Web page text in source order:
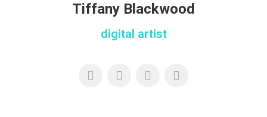
Tiffany Blackwood
digital artist